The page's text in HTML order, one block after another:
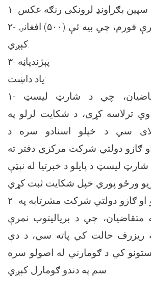
۲- د ازمویني ملي ادارې فورم، چي بیه ئې (۵۰۰) افغانۍ
کېږي.
۳- پېژندپاڼه
یاد داښت:
۱- هغه قدرمن متقاضیان، چي د شارټ لیسټ
وي ترلاسه کړی، د شکایت لرلو په
سي د خپلو اسنادو سره د
او ګازو دولتي شرکت مرکزي دفتر ته
لیسټ د پایلو د خبرتیا له نېټې
۲- د افغانستان د نفتو او ګازو دولتي شرکت مشرتابه په
چي د بریالیتوب نمرې
ریزرف حالت کي پاته سي، د دې
کي د ګومارني له اصولو سره
سم په دندو ګومارل کېږي.